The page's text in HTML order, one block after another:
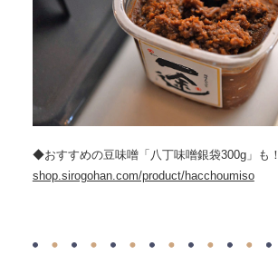
◆おすすめの豆味噌「八丁味噌銀袋300g」も！
shop.sirogohan.com/product/hacchoumiso